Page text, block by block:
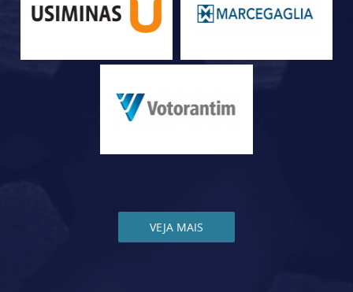
VEJA MAIS